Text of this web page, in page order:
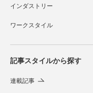
インダストリー
ワークスタイル
記事スタイルから探す
連載記事